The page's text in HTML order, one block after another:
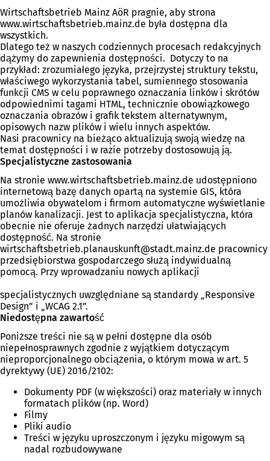
Wirtschaftsbetrieb Mainz AöR pragnie, aby strona
www.wirtschaftsbetrieb.mainz.de była dostępna dla
wszystkich.
Dlatego też w naszych codziennych procesach redakcyjnych
dążymy do zapewnienia dostępności. Dotyczy to na
przykład: zrozumiałego języka, przejrzystej struktury tekstu,
właściwego wykorzystania tabel, sumiennego stosowania
funkcji CMS w celu poprawnego oznaczania linków i skrótów
odpowiednimi tagami HTML, technicznie obowiązkowego
oznaczania obrazów i grafik tekstem alternatywnym,
opisowych nazw plików i wielu innych aspektów.
Nasi pracownicy na bieżąco aktualizują swoją wiedzę na
temat dostępności i w razie potrzeby dostosowują ją.
Specjalistyczne zastosowania
Na stronie www.wirtschaftsbetrieb.mainz.de udostępniono
internetową bazę danych opartą na systemie GIS, która
umożliwia obywatelom i firmom automatyczne wyświetlanie
planów kanalizacji. Jest to aplikacja specjalistyczna, która
obecnie nie oferuje żadnych narzędzi ułatwiających
dostępność. Na stronie
wirtschaftsbetrieb.planauskunft
stadt.mainz de pracownicy
przedsiębiorstwa gospodarczego służą indywidualną
pomocą. Przy wprowadzaniu nowych aplikacji
specjalistycznych uwzględniane są standardy „Responsive
Design” i „WCAG 2.1”.
Niedostępna zawartość
Poniższe treści nie są w pełni dostępne dla osób
niepełnosprawnych zgodnie z wyjątkiem dotyczącym
nieproporcjonalnego obciążenia, o którym mowa w art. 5
dyrektywy (UE) 2016/2102:
Dokumenty PDF (w większości) oraz materiały w innych
formatach plików (np. Word)
Filmy
Pliki audio
Treści w języku uproszczonym i języku migowym są
nadal rozbudowywane